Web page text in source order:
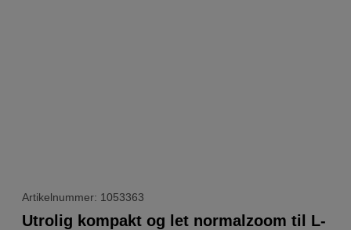
Artikelnummer: 1053363
Utrolig kompakt og let normalzoom til L-